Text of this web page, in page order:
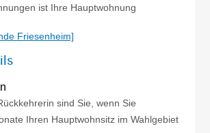
ist Ihre Hauptwohnung
Friesenheim]
sind Sie, wenn Sie
Ihren Hauptwohnsitz im Wahlgebiet